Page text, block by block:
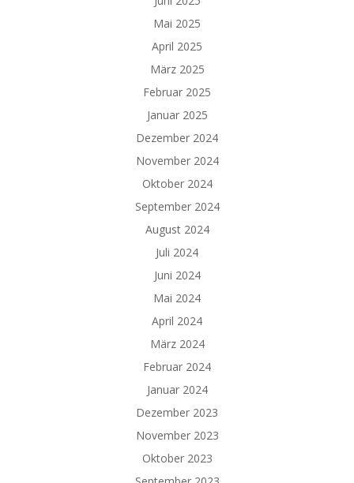
Mai 2025
April 2025
März 2025
Februar 2025
Januar 2025
Dezember 2024
November 2024
Oktober 2024
September 2024
August 2024
Juli 2024
Juni 2024
Mai 2024
April 2024
März 2024
Februar 2024
Januar 2024
Dezember 2023
November 2023
Oktober 2023